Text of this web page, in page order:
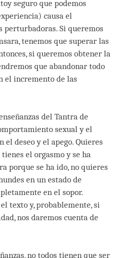
seguro que podemos
causa el
perturbadoras. Si queremos
tenemos que superar las
si queremos obtener la
que abandonar todo
el incremento de las
del Tantra de
sexual y el
deseo y el apego. Quieres
el orgasmo y se ha
porque se ha ido, no quieres
en un estado de
en el sopor.
texto y, probablemente, si
nos daremos cuenta de
no todos tienen que ser